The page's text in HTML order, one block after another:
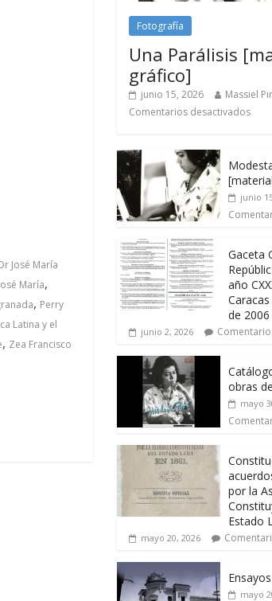
José María
María,
, Perry
Latina y el
, Zea Francisco
Fotografía
Una Parálisis
gráfico]
junio 15, 2026
Massiel
Comentarios desactivados
junio
Gaceta
año
de
junio 2, 2026
obras
mayo
por la
Estado
mayo 20, 2026
mayo